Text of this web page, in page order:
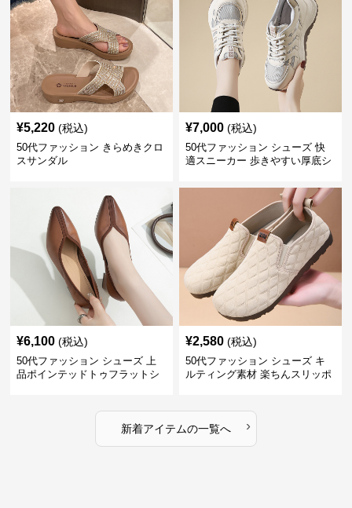
¥5,220 (税込)
50代ファッション きらめきクロ
スサンダル
¥7,000 (税込)
50代ファッション シューズ 快
適スニーカー 歩きやすい厚底シ
¥6,100 (税込)
50代ファッション シューズ 上
品ポインテッドトゥフラットシ
¥2,580 (税込)
50代ファッション シューズ キ
ルティング素材 楽ちんスリッポ
新着アイテムの一覧へ ›